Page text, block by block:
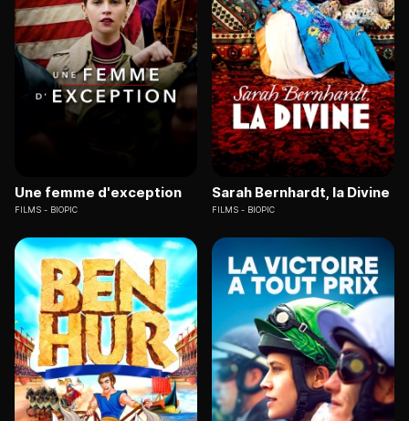
Une femme d'exception
FILMS BIOPIC
Sarah Bernhardt, la Divine
FILMS BIOPIC